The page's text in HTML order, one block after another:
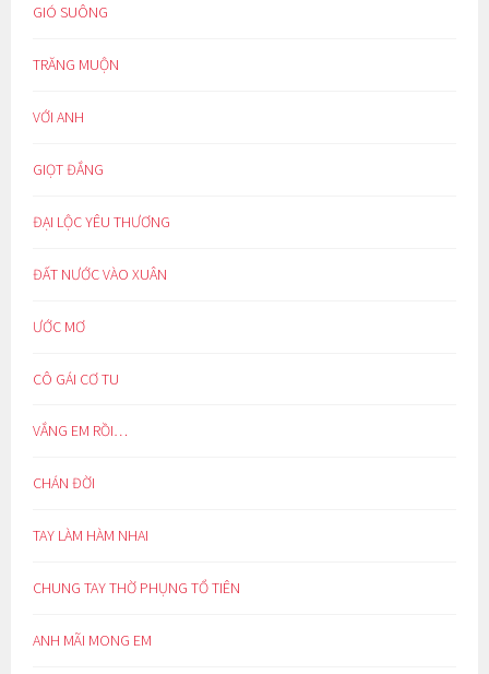
GIÓ SUÔNG
TRĂNG MUỘN
VỚI ANH
GIỌT ĐẮNG
ĐẠI LỘC YÊU THƯƠNG
ĐẤT NƯỚC VÀO XUÂN
ƯỚC MƠ
CÔ GÁI CƠ TU
VẮNG EM RỒI…
CHÁN ĐỜI
TAY LÀM HÀM NHAI
CHUNG TAY THỜ PHỤNG TỔ TIÊN
ANH MÃI MONG EM